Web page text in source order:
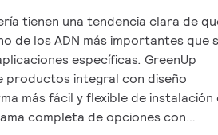
tienen una tendencia clara de
de los ADN más importantes que
específicas. GreenUp
productos integral con diseño
más fácil y flexible de instalación
completa de opciones con